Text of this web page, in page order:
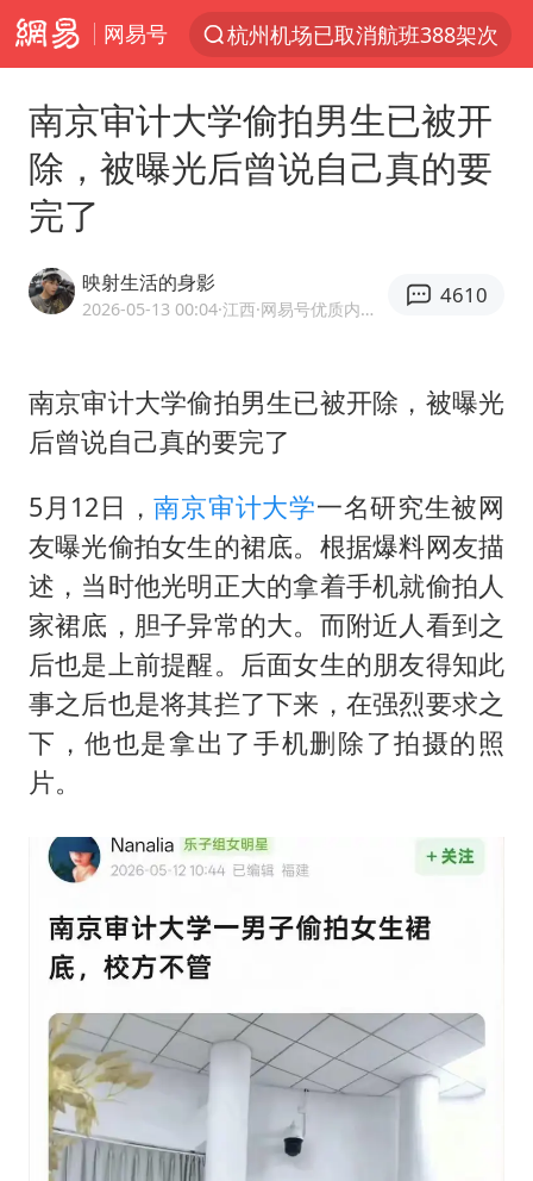
网易号
杭州机场已取消航班388架次
上半年我国经营主体结构持续优化
白海豚将给京津冀带来大暴雨
《披荆斩棘2026》阵容官宣
国足U17与阿森纳决赛取消 并列冠军
王艺迪2-4不敌张本美和止步4强
韩军前线部队连曝丑闻
《龙餐馆》 冲奖
笔试第一被劝弃考涉事副校长被撤职
构建更高水平的全民健身公共服务体系
挡“张雪机车”民进党当局怕什么
香港高温刷新历史纪录
灌溉水坝被隔成鱼塘 村民投诉20余年
南京审计大学偷拍男生已被开
除，被曝光后曾说自己真的要
完了
映射生活的身影
2026-05-13 00:04·江西 ·网易号优质内容创作者
4610
南京审计大学偷拍男生已被开除，被曝光
后曾说自己真的要完了
5月12日，南京审计大学一名研究生被网
友曝光偷拍女生的裙底。根据爆料网友描
述，当时他光明正大的拿着手机就偷拍人
家裙底，胆子异常的大。而附近人看到之
后也是上前提醒。后面女生的朋友得知此
事之后也是将其拦了下来，在强烈要求之
下，他也是拿出了手机删除了拍摄的照
片。